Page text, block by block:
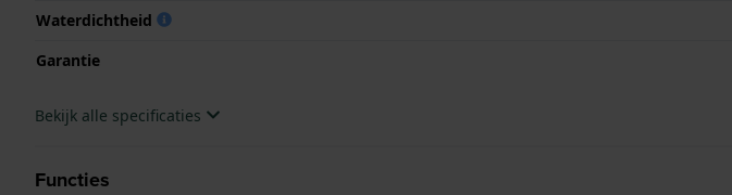
Waterdichtheid
Garantie
Bekijk alle specificaties
Functies